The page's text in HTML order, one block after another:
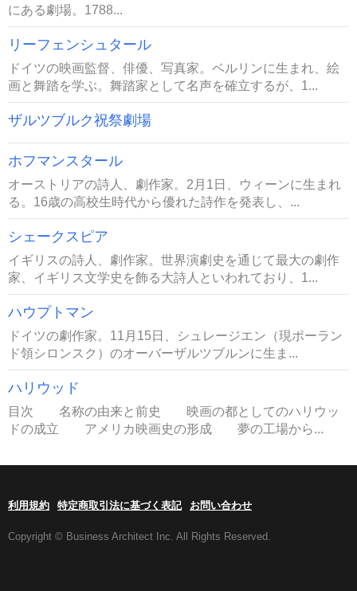
にある劇場。1788...
リーフェンシュタール
ドイツの映画監督、俳優、写真家。ベルリンに生まれ、絵
画と舞踏を学ぶ。舞踏家として名声を確立するが、1...
ザルツブルク祝祭劇場
ホフマンスタール
オーストリアの詩人、劇作家。2月1日、ウィーンに生まれ
る。16歳の高校生時代から優れた詩作を発表し、...
シェークスピア
イギリスの詩人、劇作家。世界演劇史を通じて最大の劇作
家、イギリス文学史を飾る大詩人といわれており、1...
ハウプトマン
ドイツの劇作家。11月15日、シュレージエン（現ポーラン
ド領シロンスク）のオーバーザルツブルンに生ま...
ハリウッド
目次 名称の由来と前史 映画の都としてのハリウッ
ドの成立 アメリカ映画史の形成 夢の工場から...
利用規約 特定商取引法に基づく表記 お問い合わせ
Copyright © Business Architect Inc. All Rights Reserved.